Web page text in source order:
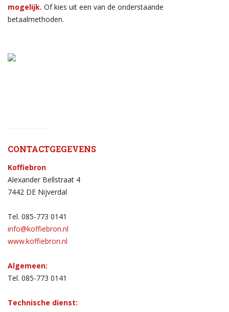
mogelijk. Of kies uit een van de onderstaande
betaalmethoden.
CONTACTGEGEVENS
Koffiebron
Alexander Bellstraat 4
7442 DE Nijverdal
Tel. 085-773 0141
info@koffiebron.nl
www.koffiebron.nl
Algemeen:
Tel. 085-773 0141
Technische dienst: